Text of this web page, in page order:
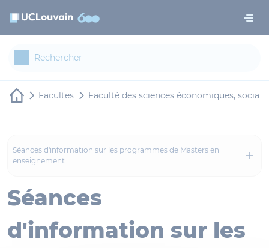
Facultes Faculté des sciences économiques,
Séances d'information sur les programmes de Masters en
enseignement
Séances
d'information sur les